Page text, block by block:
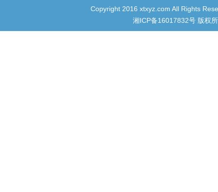
Copyright 2016 xtxyz.com All Rights
湘ICP备16017832号 版权